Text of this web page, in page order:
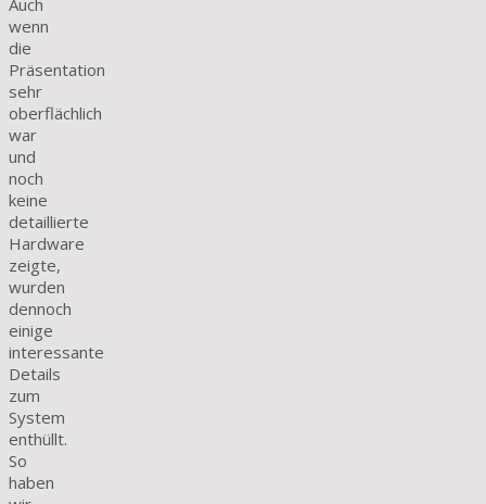
Auch
wenn
die
Präsentation
sehr
oberflächlich
war
und
noch
keine
detaillierte
Hardware
zeigte,
wurden
dennoch
einige
interessante
Details
zum
System
enthüllt.
So
haben